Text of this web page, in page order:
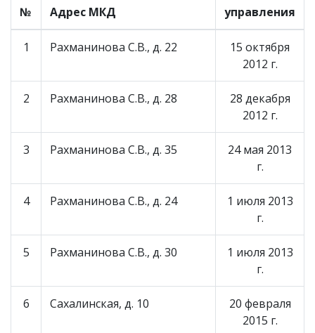
№ Адрес МКД
управления
1 Рахманинова С.В., д. 22
15 октября
2012 г.
2 Рахманинова С.В., д. 28
28 декабря
2012 г.
3 Рахманинова С.В., д. 35
24 мая 2013
г.
4 Рахманинова С.В., д. 24
1 июля 2013
г.
5 Рахманинова С.В., д. 30
1 июля 2013
г.
6 Сахалинская, д. 10
20 февраля
2015 г.